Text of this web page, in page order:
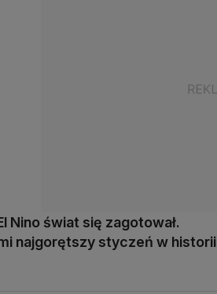
Nino świat się zagotował.
najgorętszy styczeń w historii